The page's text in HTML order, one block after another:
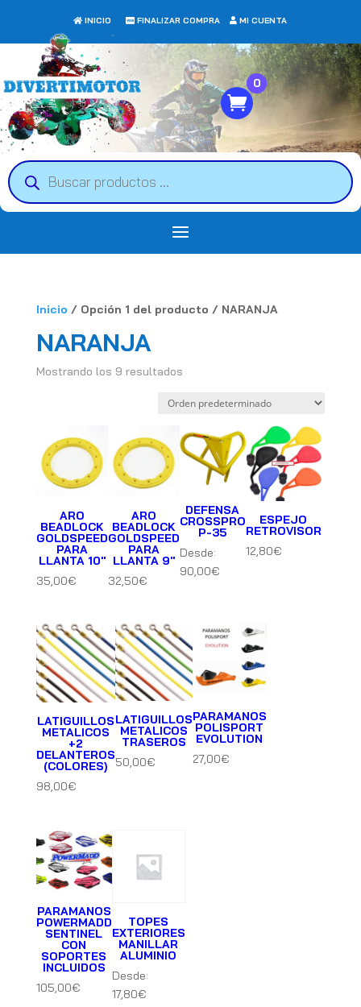
INICIO FINALIZAR COMPRA MI CUENTA
Búsqueda
de
productos
0
Inicio / Opción 1 del producto / NARANJA
NARANJA
Mostrando los 9 resultados
ARO
BEADLOCK
GOLDSPEED
PARA
LLANTA 10″
35,00€
ARO
BEADLOCK
GOLDSPEED
PARA
LLANTA 9″
32,50€
DEFENSA
CROSSPRO
P-35
Desde:
90,00€
ESPEJO
RETROVISOR
12,80€
LATIGUILLOS
METALICOS
+2
DELANTEROS
(COLORES)
98,00€
LATIGUILLOS
METALICOS
TRASEROS
50,00€
PARAMANOS
POLISPORT
EVOLUTION
27,00€
PARAMANOS
POWERMADD
SENTINEL
CON
SOPORTES
INCLUIDOS
105,00€
TOPES
EXTERIORES
MANILLAR
ALUMINIO
Desde:
17,80€